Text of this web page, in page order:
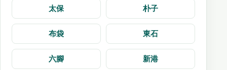
太保 朴子
布袋 東石
六腳 新港